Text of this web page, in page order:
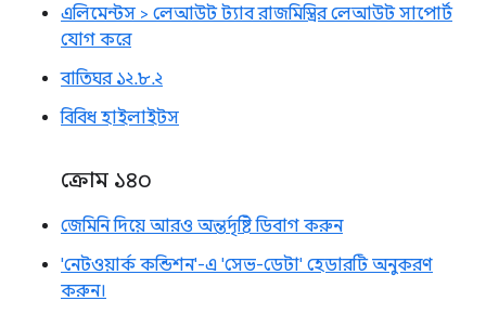
এলিমেন্টস > লেআউট ট্যাব রাজমিস্ত্রির লেআউট সাপোর্ট
যোগ করে
বাতিঘর ১২.৮.২
বিবিধ হাইলাইটস
ক্রোম ১৪০
জেমিনি দিয়ে আরও অন্তর্দৃষ্টি ডিবাগ করুন
'নেটওয়ার্ক কন্ডিশন'-এ 'সেভ-ডেটা' হেডারটি অনুকরণ
করুন।